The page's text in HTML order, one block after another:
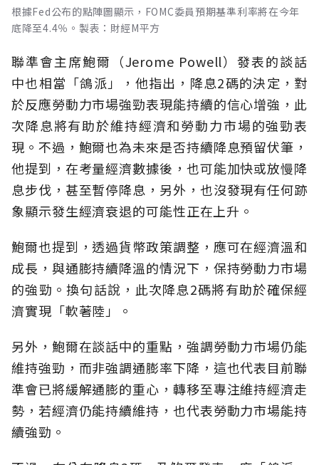
根據Fed公布的點陣圖顯示，FOMC委員預期基準利率將在今年
底降至4.4％。製表：財經M平方
聯準會主席鮑爾（Jerome Powell）發表的談話
中也相當「鴿派」，他指出，降息2碼的決定，對
於反應勞動力市場強勁表現能持續的信心增強，此
次降息將有助於維持經濟和勞動力市場的強勁表
現。不過，鮑爾也為未來是否持續降息預留伏筆，
他提到，在考量經濟數據後，也可能加快或放慢降
息步伐，甚至暫停降息，另外，也沒發現有任何跡
象顯示發生經濟衰退的可能性正在上升。
鮑爾也提到，透過貨幣政策調整，應可在經濟溫和
成長，與通膨持續降溫的情況下，保持勞動力市場
的強勁。換句話說，此次降息2碼將有助於確保經
濟實現「軟著陸」。
另外，鮑爾在談話中的重點，強調勞動力市場仍能
維持強勁，而非強調通膨率下降，這也代表目前聯
準會已將緩解通膨的重心，轉移至專注維持經濟走
勢，若經濟仍能持續維持，也代表勞動力市場能持
續強勁。